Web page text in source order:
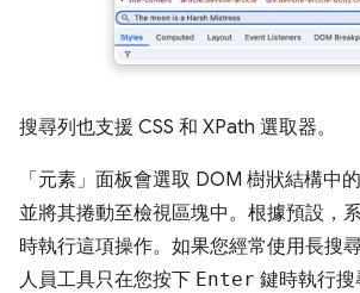
搜尋列也支援 CSS 和 XPath 選取器。
「元素」 面板會選取 DOM 樹狀結構中
並將其捲動至檢視區塊中。根據預設，
時執行這項操作。如果您經常使用長搜
人員工具只在您按下 Enter 鍵時執行搜